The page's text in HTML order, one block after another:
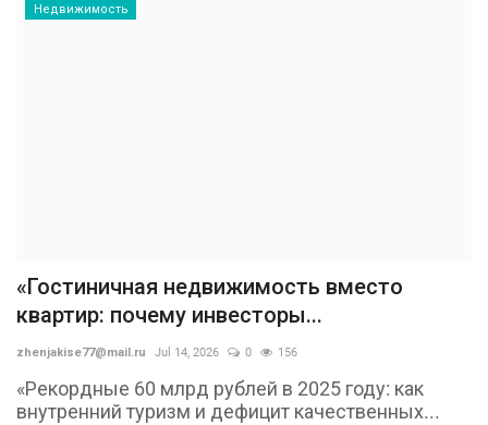
Недвижимость
«Гостиничная недвижимость вместо
квартир: почему инвесторы...
zhenjakise77@mail.ru Jul 14, 2026 0 156
«Рекордные 60 млрд рублей в 2025 году: как
внутренний туризм и дефицит качественных...